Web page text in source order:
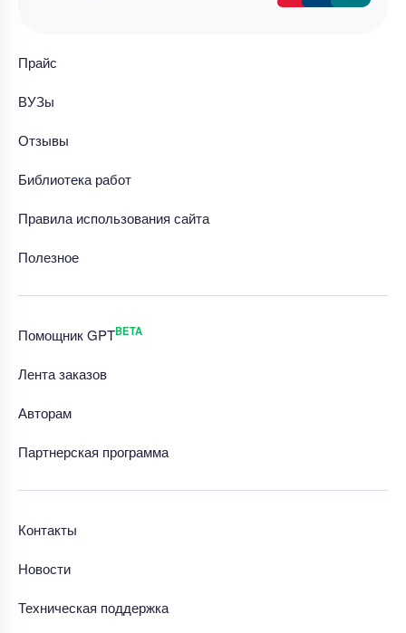
Прайс
ВУЗы
Отзывы
Библиотека работ
Правила использования сайта
Полезное
Помощник GPTBETA
Лента заказов
Авторам
Партнерская программа
Контакты
Новости
Техническая поддержка